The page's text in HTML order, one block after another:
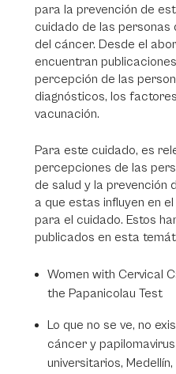
para la prevención de
cuidado de las personas
del cáncer. Desde el
encuentran
percepción de las
diagnósticos, los
vacunación.
Para este cuidado, es
percepciones de las
de salud y la prevención
a que estas influyen en
para el cuidado. Estos
publicados en esta
Women with Cervical
the Papanicolau Test
Lo que no se ve, no
cáncer y
universitarios,